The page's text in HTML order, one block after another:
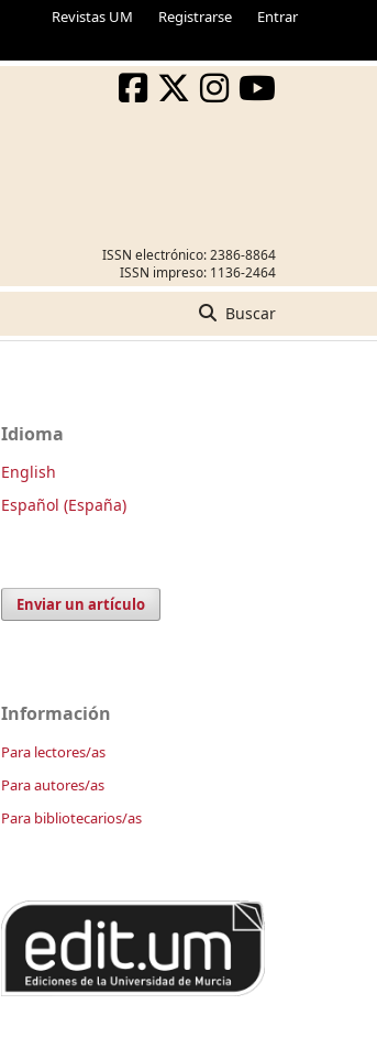
Revistas UM Registrarse Entrar
ISSN electrónico: 2386-8864
ISSN impreso: 1136-2464
Buscar
Idioma
English
Español (España)
Enviar un artículo
Información
Para lectores/as
Para autores/as
Para bibliotecarios/as